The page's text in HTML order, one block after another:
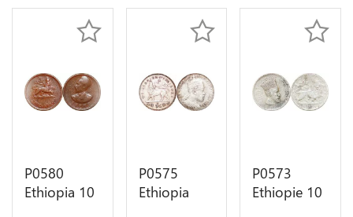
offer
P0580
Ethiopia 10
P0575
Ethiopia
P0573
Ethiopie 10